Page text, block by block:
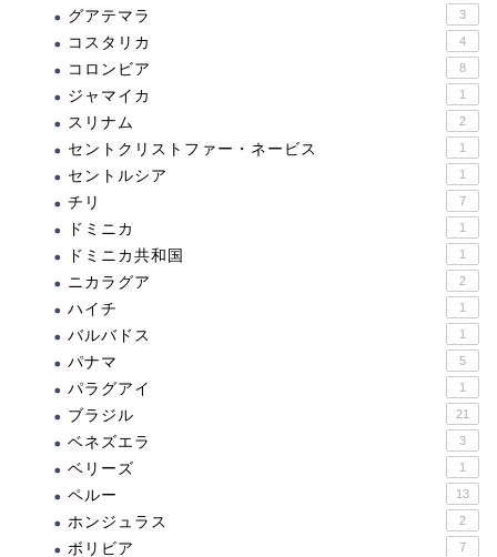
グアテマラ 3
コスタリカ 4
コロンビア 8
ジャマイカ 1
スリナム 2
セントクリストファー・ネービス 1
セントルシア 1
チリ 7
ドミニカ 1
ドミニカ共和国 1
ニカラグア 2
ハイチ 1
バルバドス 1
パナマ 5
パラグアイ 1
ブラジル 21
ベネズエラ 3
ベリーズ 1
ペルー 13
ホンジュラス 2
ボリビア 7